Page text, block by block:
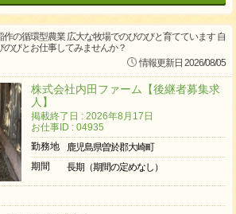
の循環型農業 広大な牧場でのびのびと育てています 自
びとお仕事してみませんか？
情報更新日 2026/08/05
株式会社内田ファーム【後継者募集求
人】
掲載終了日 : 2026年8月17日
お仕事ID : 04935
勤務地
鹿児島県曽於郡大崎町
期間
長期（期間の定めなし）